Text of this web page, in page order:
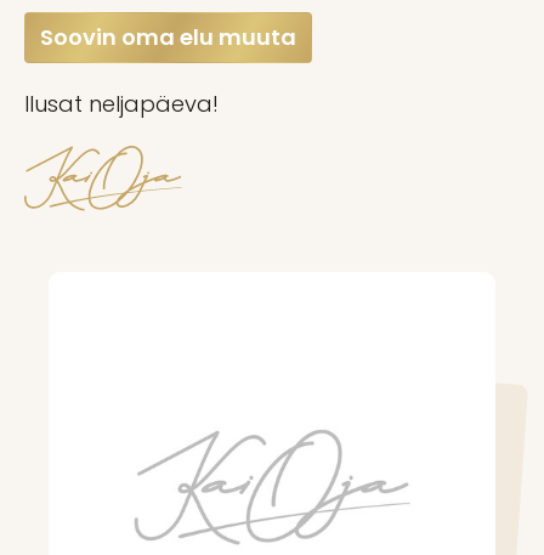
Soovin oma elu muuta
Ilusat neljapäeva!